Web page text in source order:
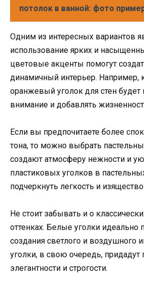
потолок в ванной: фото
Одним из интересных вариантов
использование ярких и
цветовые акценты помогут
динамичный интерьер. Например,
оранжевый уголок для стен будет
внимание и добавлять
Если вы предпочитаете более
тона, то можно выбрать
создают атмосферу нежности и
пластиковых уголков в
подчеркнуть легкость и
Не стоит забывать и о
оттенках. Белые уголки идеально
создания светлого и воздушного
уголки, в свою очередь,
элегантности и строгости.